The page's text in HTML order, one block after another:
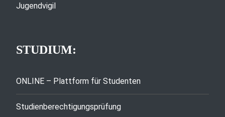
Jugendvigil
STUDIUM:
ONLINE – Plattform für Studenten
Studienberechtigungsprüfung